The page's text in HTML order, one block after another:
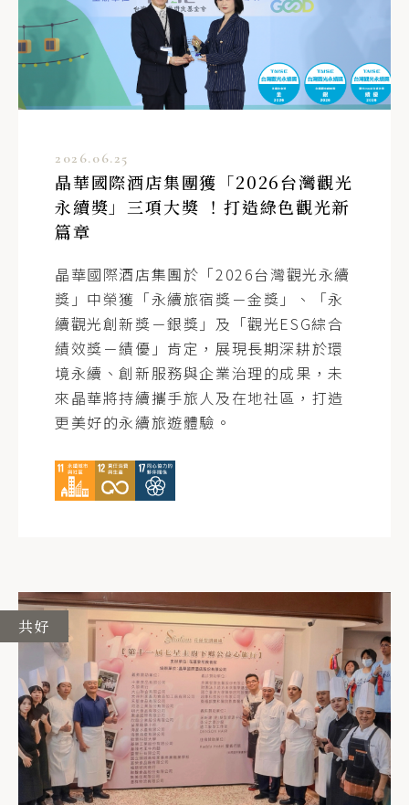
2026.06.25
晶華國際酒店集團獲「2026台灣觀光
永續獎」三項大獎 ！打造綠色觀光新
篇章
晶華國際酒店集團於「2026台灣觀光永續
獎」中榮獲「永續旅宿獎－金獎」、「永
續觀光創新獎－銀獎」及「觀光ESG綜合
績效獎－績優」肯定，展現長期深耕於環
境永續、創新服務與企業治理的成果，未
來晶華將持續攜手旅人及在地社區，打造
更美好的永續旅遊體驗。
共好